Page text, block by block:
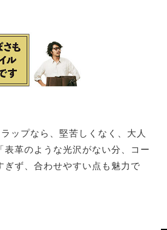
ップなら、堅苦しくなく、大人
表革のような光沢がない分、コー
ぎず、合わせやすい点も魅力で